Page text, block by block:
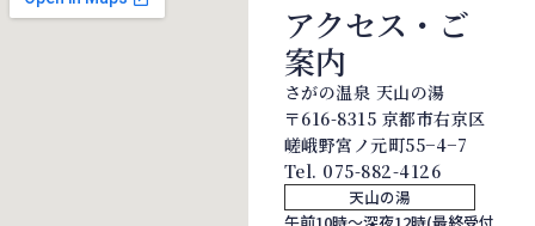
アクセス・ご
案内
さがの温泉 天山の湯
〒616-8315 京都市右京区
嵯峨野宮ノ元町55−4−7
Tel. 075-882-4126
天山の湯